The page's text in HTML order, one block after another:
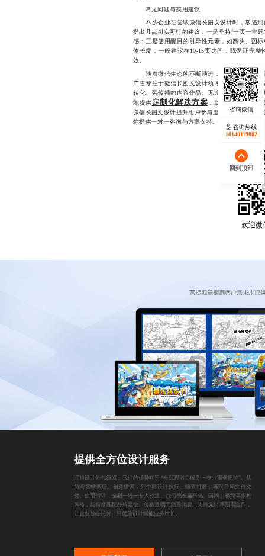
常见问题与实用建议
不少企业在尝试微信长图文设计时，常遇到
提出几点切实可行的建议：一是坚持“一页一主
感；三是使用醒目的引导性元素，如箭头、图
体长度，一般建议在10-15页之间，既保证完
效。
随着微信生态的不断演进，优质的内容已不
广告专注于微信长图文设计领域多年，积累了
转化、强传播的内容作品。无论是电商促销、
能提供定制化解决方案 ，助力品牌在信息
微信长图文设计提升用户参与度与转化效果，欢
你提供一对一咨询与方案支持。
欢迎微
咨询热线
18140119082
回到顶部
提供全方位设计服务
深耕设计外包领域，我们的优势在于 “全流程省心服务 + 专业审美把控”。从
前期需求调研、创意提案，到中期设计执行、细节打磨，再到后期文件交
付、使用指导，全程一对一专人对接。我们擅长扁平化、国潮、极简等多种
风格，能精准匹配品牌定位。价格透明无隐形消费，支持先出草图再合作，
让企业放心托付，用优质设计赋能业务增长。